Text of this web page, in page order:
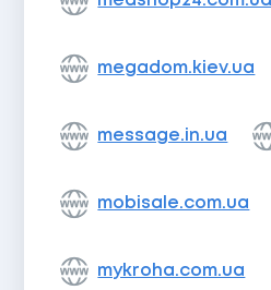
megadom.kiev.ua
message.in.ua
mobisale.com.ua
mykroha.com.ua